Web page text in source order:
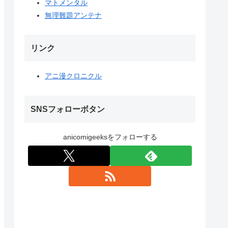
マトメンタル
無理難題アンテナ
リンク
アニ漫クロニクル
SNSフォローボタン
anicomigeeksをフォローする